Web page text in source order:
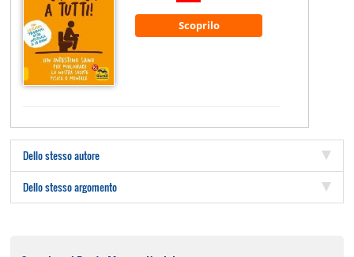
Scoprilo
Dello stesso autore
Dello stesso argomento